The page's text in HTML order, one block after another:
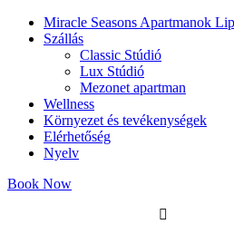
Miracle Seasons Apartmanok
Szállás
Classic Stúdió
Lux Stúdió
Mezonet apartman
Wellness
Környezet és tevékenységek
Elérhetőség
Nyelv
Book Now